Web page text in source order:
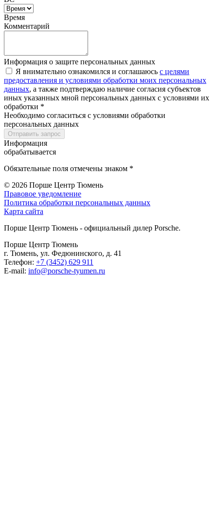
Время
Комментарий
Информация о защите персональных данных
Я внимательно ознакомился и соглашаюсь с целями
предоставления и условиями обработки моих персональных
данных, а также подтверждаю наличие согласия субъектов
иных указанных мной персональных данных с условиями их
обработки *
Необходимо согласиться с условиями обработки
персональных данных
Отправить запрос
Информация
обрабатывается
Обязательные поля отмечены знаком *
© 2026 Порше Центр Тюмень
Правовое уведомление
Политика обработки персональных данных
Карта сайта
Порше Центр Тюмень - официальный дилер Porsche.
Порше Центр Тюмень
г. Тюмень, ул. Федюнинского, д. 41
Телефон: +7 (3452) 629 911
E-mail: info@porsche-tyumen.ru